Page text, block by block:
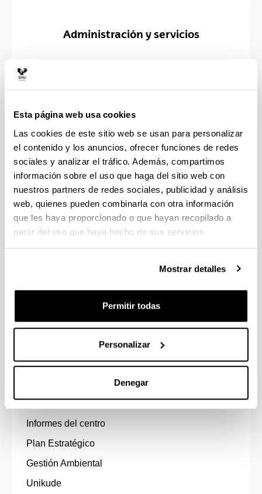
Esta página web usa cookies
Las cookies de este sitio web se usan para personalizar
el contenido y los anuncios, ofrecer funciones de redes
sociales y analizar el tráfico. Además, compartimos
información sobre el uso que haga del sitio web con
nuestros partners de redes sociales, publicidad y análisis
web, quienes pueden combinarla con otra información
que les haya proporcionado o que hayan recopilado a
partir del uso que haya hecho de sus servicios.
Mostrar detalles
Permitir todas
Personalizar
Denegar
Administración y servicios
Personal del centro
Administración
Secretarias Decanato
Secretaría Facultad
Secretaría Departamentos
Conserjería
Técnicos Informáticos
Técnicos Audiovisuales
Secretaría de Másteres
Gestión de la calidad
Política y objetivos de calidad
Sistema Interno de Garantía de Calidad
Informes del centro
Plan Estratégico
Gestión Ambiental
Unikude